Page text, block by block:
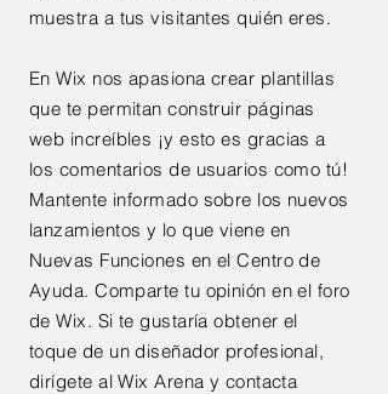
muestra a tus visitantes quién eres.
En Wix nos apasiona crear plantillas
que te permitan construir páginas
web increíbles ¡y esto es gracias a
los comentarios de usuarios como tú!
Mantente informado sobre los nuevos
lanzamientos y lo que viene en
Nuevas Funciones en el Centro de
Ayuda. Comparte tu opinión en el foro
de Wix. Si te gustaría obtener el
toque de un diseñador profesional,
dirígete al Wix Arena y contacta